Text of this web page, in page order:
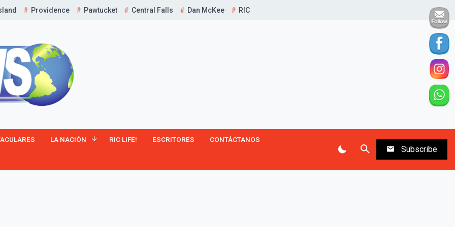
Providence Pawtucket Central Falls Dan McKee RIC
LA NACIÓN RIC LIFE! ESCRITORES CONTÁCTANOS
Subscribe
¡Suscríbete y Vive la
Experiencia!